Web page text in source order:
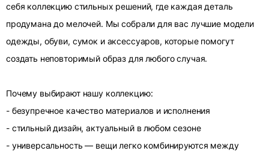
себя коллекцию стильных решений, где каждая деталь
продумана до мелочей. Мы собрали для вас лучшие модели
одежды, обуви, сумок и аксессуаров, которые помогут
создать неповторимый образ для любого случая.
Почему выбирают нашу коллекцию:
- безупречное качество материалов и исполнения
- стильный дизайн, актуальный в любом сезоне
- универсальность — вещи легко комбинируются между